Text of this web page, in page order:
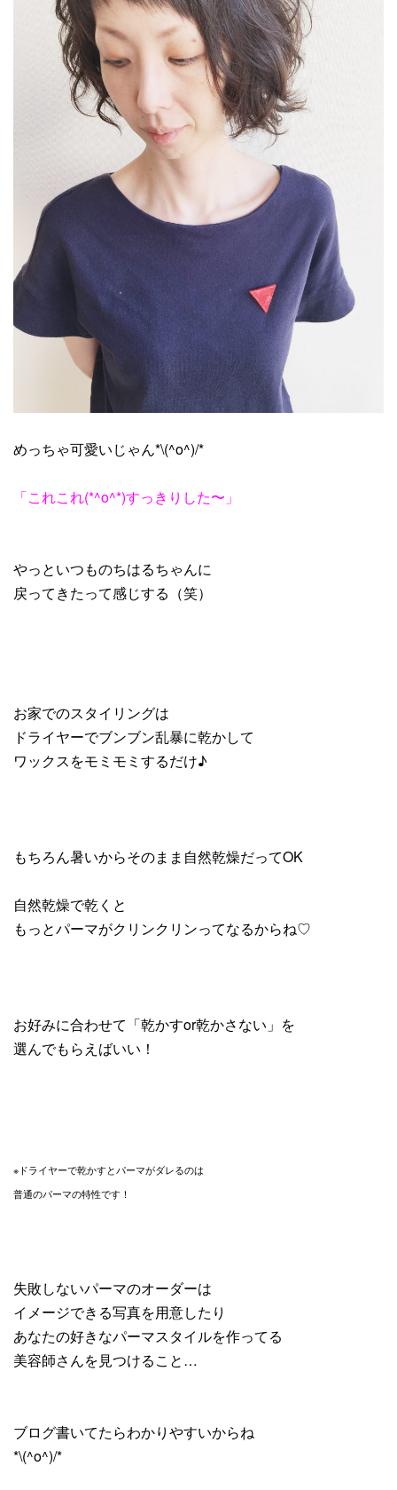
めっちゃ可愛いじゃん*\(^o^)/*
「これこれ(*^o^*)すっきりした〜」
やっといつものちはるちゃんに
戻ってきたって感じする（笑）
お家でのスタイリングは
ドライヤーでブンブン乱暴に乾かして
ワックスをモミモミするだけ♪
もちろん暑いからそのまま自然乾燥だってOK
自然乾燥で乾くと
もっとパーマがクリンクリンってなるからね♡
お好みに合わせて「乾かすor乾かさない」を
選んでもらえばいい！
※ドライヤーで乾かすとパーマがダレるのは
普通のパーマの特性です！
失敗しないパーマのオーダーは
イメージできる写真を用意したり
あなたの好きなパーマスタイルを作ってる
美容師さんを見つけること…
ブログ書いてたらわかりやすいからね
*\(^o^)/*